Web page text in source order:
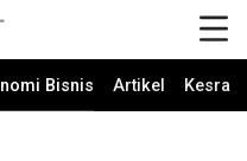
Bisnis Artikel Kesra